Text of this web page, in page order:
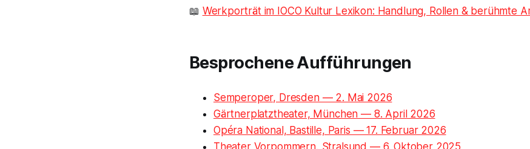
📖 Werkporträt im IOCO Kultur Lexikon: Handlung, Rollen & berühmte
Besprochene Aufführungen
Semperoper, Dresden — 2. Mai 2026
Gärtnerplatztheater, München — 8. April 2026
Opéra National, Bastille, Paris — 17. Februar 2026
Theater Vorpommern, Stralsund — 6. Oktober 2025